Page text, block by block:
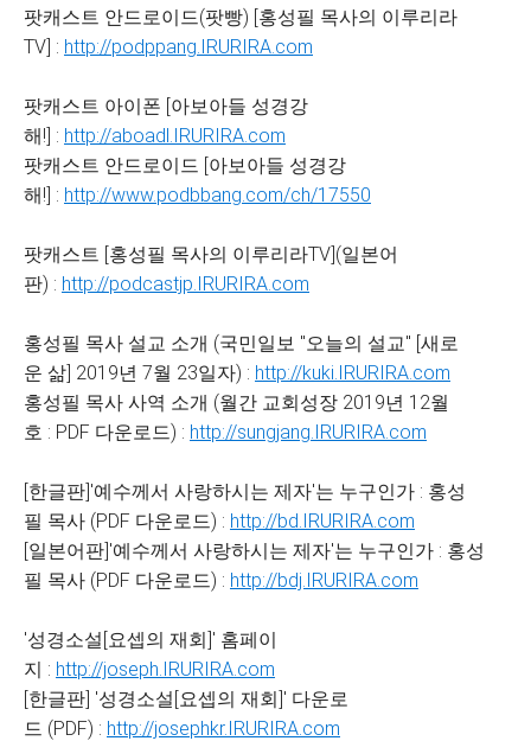
팟캐스트 안드로이드(팟빵) [홍성필 목사의 이루리라
TV] : http://podppang.IRURIRA.com
팟캐스트 아이폰 [아보아들 성경강
해!] : http://aboadl.IRURIRA.com
팟캐스트 안드로이드 [아보아들 성경강
해!] : http://www.podbbang.com/ch/17550
팟캐스트 [홍성필 목사의 이루리라TV](일본어
판) : http://podcastjp.IRURIRA.com
홍성필 목사 설교 소개 (국민일보 "오늘의 설교" [새로
운 삶] 2019년 7월 23일자) : http://kuki.IRURIRA.com
홍성필 목사 사역 소개 (월간 교회성장 2019년 12월
호 : PDF 다운로드) : http://sungjang.IRURIRA.com
[한글판]'예수께서 사랑하시는 제자'는 누구인가 : 홍성
필 목사 (PDF 다운로드) : http://bd.IRURIRA.com
[일본어판]'예수께서 사랑하시는 제자'는 누구인가 : 홍성
필 목사 (PDF 다운로드) : http://bdj.IRURIRA.com
'성경소설[요셉의 재회]' 홈페이
지 : http://joseph.IRURIRA.com
[한글판] '성경소설[요셉의 재회]' 다운로
드 (PDF) : http://josephkr.IRURIRA.com